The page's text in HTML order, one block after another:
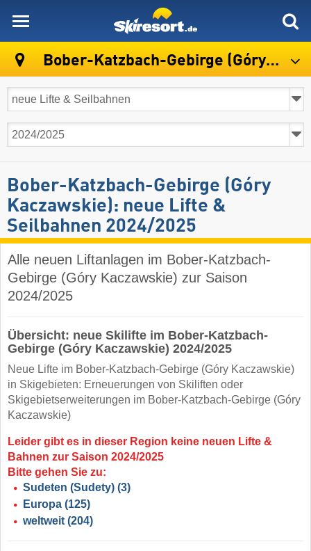
Bober-Katzbach-Gebirge (Góry Kaczawskie)
Bober-Katzbach-Gebirge (Góry
Kaczawskie): neue Lifte &
Seilbahnen 2024/2025
Alle neuen Liftanlagen im Bober-Katzbach-
Gebirge (Góry Kaczawskie) zur Saison
2024/2025
Übersicht: neue Skilifte im Bober-Katzbach-
Gebirge (Góry Kaczawskie) 2024/2025
Neue Lifte im Bober-Katzbach-Gebirge (Góry Kaczawskie)
in Skigebieten: Erneuerungen von Skiliften oder
Skigebietserweiterungen im Bober-Katzbach-Gebirge (Góry
Kaczawskie)
Leider gibt es in dieser Region keine neuen Lifte &
Bahnen zur Saison 2024/2025
Bitte gehen Sie zu:
Sudeten (Sudety) (3)
Europa (125)
weltweit (204)